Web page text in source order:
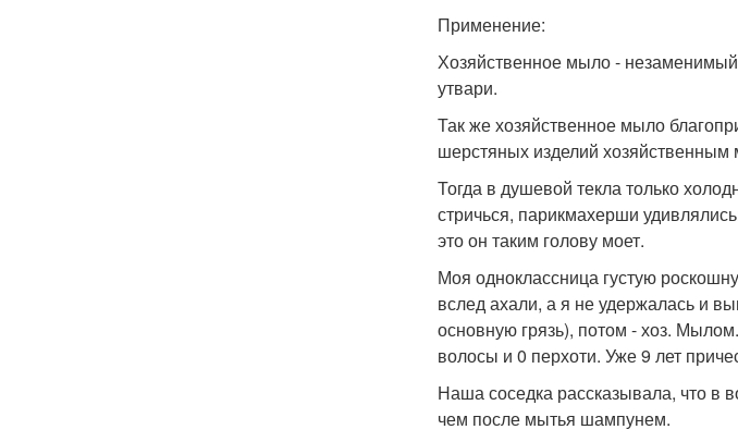
Применение:
Хозяйственное мыло -
утвари.
Так же хозяйственное мыло
шерстяных изделий
Тогда в душевой текла только
стричься, парикмахерши
это он таким голову моет.
Моя одноклассница густую
вслед ахали, а я не удержалась и
основную грязь), потом - хоз.
волосы и 0 перхоти. Уже 9 лет
Наша соседка рассказывала, что в
чем после мытья шампунем.